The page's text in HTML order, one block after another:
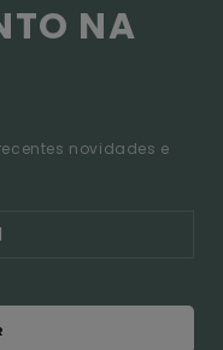
NA
novidades e